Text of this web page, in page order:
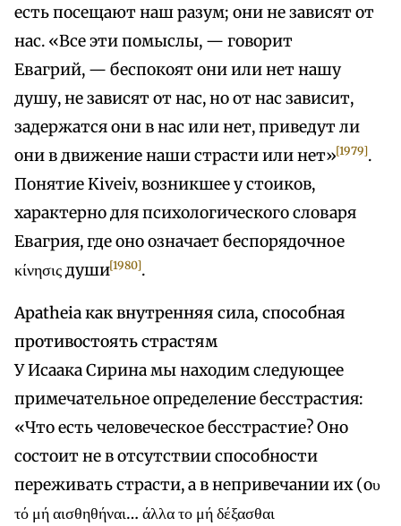
есть посещают наш разум; они не зависят от
нас. «Все эти помыслы, — говорит
Евагрий, — беспокоят они или нет нашу
душу, не зависят от нас, но от нас зависит,
задержатся они в нас или нет, приведут ли
они в движение наши страсти или нет»[1979].
Понятие Kiveiv, возникшее у стоиков,
характерно для психологического словаря
Евагрия, где оно означает беспорядочное
κίνησις души[1980].
Apatheia как внутренняя сила, способная
противостоять страстям
У Исаака Сирина мы находим следующее
примечательное определение бесстрастия:
«Что есть человеческое бесстрастие? Оно
состоит не в отсутствии способности
переживать страсти, а в непривечании их (оυ
τό μή αισθηθήναι… άλλα το μή δέξασθαι